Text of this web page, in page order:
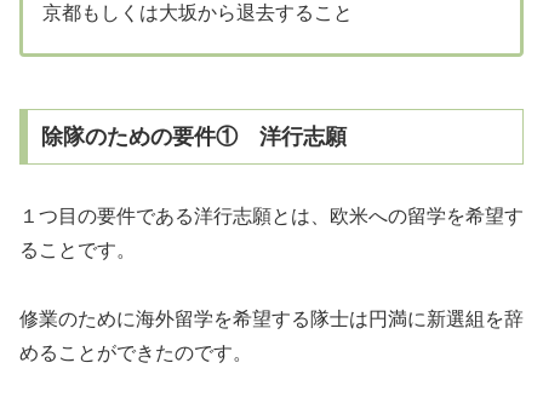
京都もしくは大坂から退去すること
除隊のための要件① 洋行志願
１つ目の要件である洋行志願とは、欧米への留学を希望す
ることです。
修業のために海外留学を希望する隊士は円満に新選組を辞
めることができたのです。